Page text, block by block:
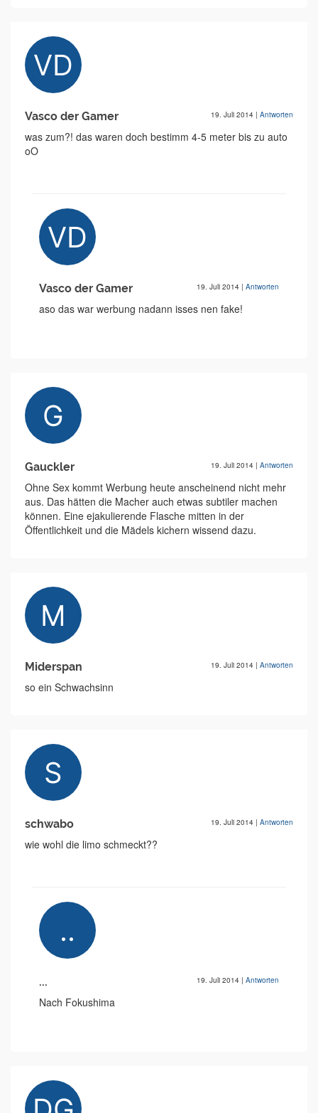
Vasco der Gamer 19. Juli 2014 | Antworten
was zum?! das waren doch bestimm 4-5 meter bis zu auto
oO
Vasco der Gamer 19. Juli 2014 | Antworten
aso das war werbung nadann isses nen fake!
Gauckler 19. Juli 2014 | Antworten
Ohne Sex kommt Werbung heute anscheinend nicht mehr
aus. Das hätten die Macher auch etwas subtiler machen
können. Eine ejakulierende Flasche mitten in der
Öffentlichkeit und die Mädels kichern wissend dazu.
Miderspan 19. Juli 2014 | Antworten
so ein Schwachsinn
schwabo 19. Juli 2014 | Antworten
wie wohl die limo schmeckt??
... 19. Juli 2014 | Antworten
Nach Fokushima